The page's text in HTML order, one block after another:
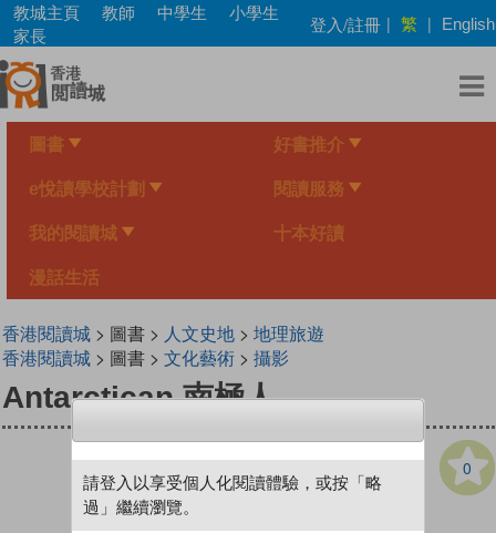
Skip
main
content
教城主頁 教師 中學生
小學生
家長
登入/註冊 | 繁 | English
圖書 好書推介
e悅讀學校計劃 閱讀服務
我的閱讀城 十本好讀
漫話生活
香港閱讀城> 圖書 > 人文史地> 地理旅遊
香港閱讀城> 圖書 > 文化藝術> 攝影
Antarctican 南極人
0
請登入以享受個人化閱讀體驗，或按「略
過」繼續瀏覽。